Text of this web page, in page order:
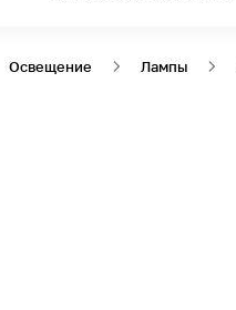
Освещение Лампы